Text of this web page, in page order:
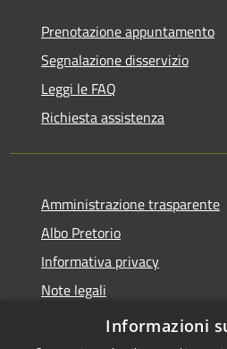
Prenotazione appuntamento
Segnalazione disservizio
Leggi le FAQ
Richiesta assistenza
Amministrazione trasparente
Albo Pretorio
Informativa privacy
Note legali
Dichiarazione di accessibilità
Informazioni